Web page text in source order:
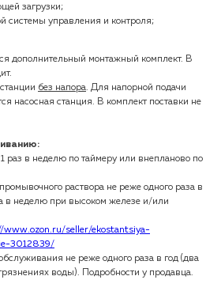
загрузки;
системы управления и контроля;
дополнительный монтажный комплект. В
без напора. Для напорной подачи
насосная станция. В комплект поставки не
раз в неделю по таймеру или внепланово по
раствора не реже одного раза в
в неделю при высоком железе и/или
www.ozon.ru/seller/ekostantsiya-
3012839/
не реже одного раза в год (два
воды). Подробности у продавца.